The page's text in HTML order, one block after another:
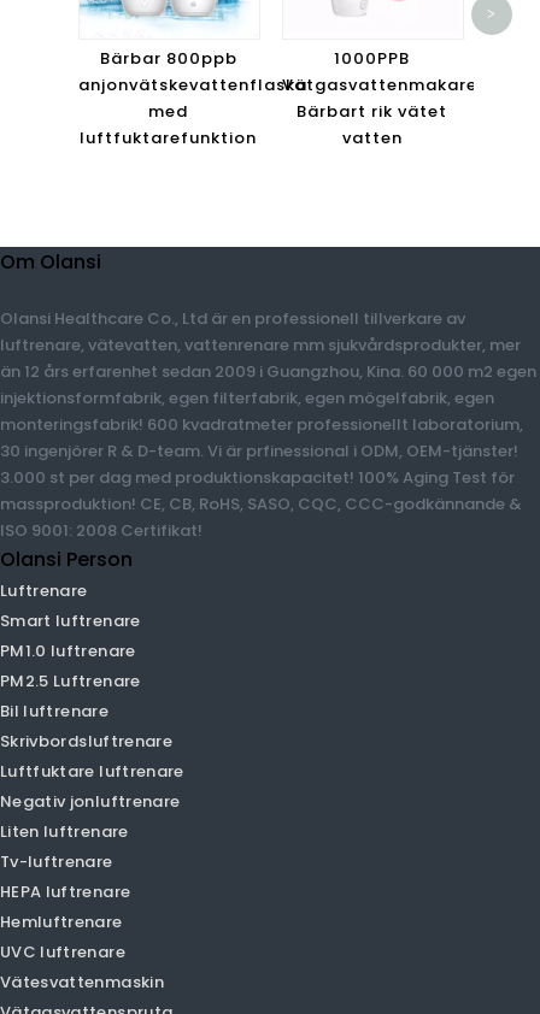
Bärbar 800ppb
anjonvätskevattenflaska
med
luftfuktarefunktion
1000PPB
Vätgasvattenmakareflaska
Bärbart rik vätet
vatten
>
Olansi Healthcare Co., Ltd är en professionell tillverkare av
luftrenare, vätevatten, vattenrenare mm sjukvårdsprodukter,
mer än 12 års erfarenhet sedan 2009 i Guangzhou, Kina. 60 000
m2 egen injektionsformfabrik, egen filterfabrik, egen
mögelfabrik, egen monteringsfabrik! 600 kvadratmeter
professionellt laboratorium, 30 ingenjörer R & D-team. Vi är
prfinessional i ODM, OEM-tjänster! 3.000 st per dag med
produktionskapacitet! 100% Aging Test för massproduktion! CE,
CB, RoHS, SASO, CQC, CCC-godkännande & ISO 9001: 2008
Certifikat!
Olansi Person
Luftrenare
PM1.0 luftrenare
PM2.5 Luftrenare
Bil luftrenare